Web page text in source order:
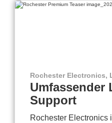
Rochester Electronics,
Umfassender
Support
Rochester Electronics